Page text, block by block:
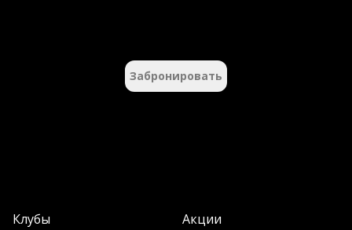
Забронировать
Клубы
Акции